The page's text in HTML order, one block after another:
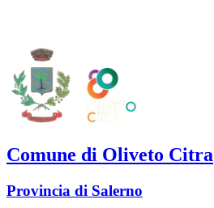
Comune di Oliveto Citra
Provincia di Salerno